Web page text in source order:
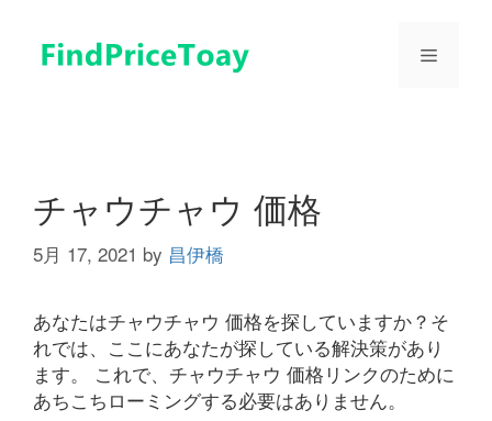
メ
チャウチャウ 価格
5月 17, 2021 by 昌伊橋
あなたはチャウチャウ 価格を探していますか？そ
れでは、ここにあなたが探している解決策があり
ます。 これで、チャウチャウ 価格リンクのために
あちこちローミングする必要はありません。